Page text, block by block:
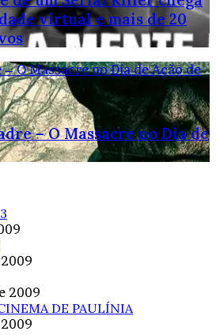
virtual e mais de 20
O Massacre no Dia de Ação de
– O Massacre no Dia de
2009
DE PAULÍNIA